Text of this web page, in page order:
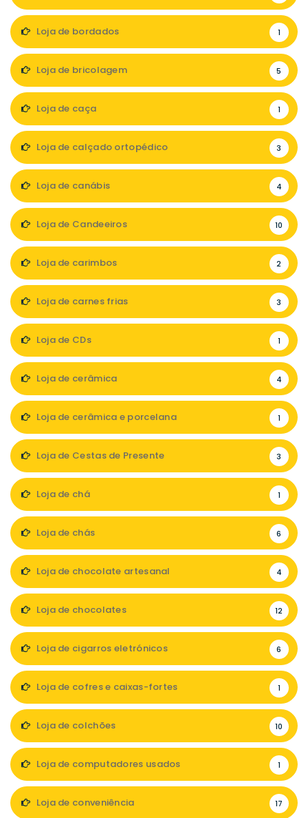
Loja de bordados 1
Loja de bricolagem 5
Loja de caça 1
Loja de calçado ortopédico 3
Loja de canábis 4
Loja de Candeeiros 10
Loja de carimbos 2
Loja de carnes frias 3
Loja de CDs 1
Loja de cerâmica 4
Loja de cerâmica e porcelana 1
Loja de Cestas de Presente 3
Loja de chá 1
Loja de chás 6
Loja de chocolate artesanal 4
Loja de chocolates 12
Loja de cigarros eletrónicos 6
Loja de cofres e caixas-fortes 1
Loja de colchões 10
Loja de computadores usados 1
Loja de conveniência 17